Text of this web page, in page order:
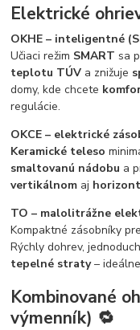
Elektrické
OKHE – inteligentné
Učiaci režim SMART sa
teplotu TÚV a znižuje
domy, kde chcete
regulácie.
OKCE – elektrické
Keramické teleso
smaltovanú nádobu a
vertikálnom aj
TO – malolitrážne
Kompaktné zásobníky pre
Rýchly dohrev,
tepelné straty– ideálne
Kombinované
výmenník) 🔁